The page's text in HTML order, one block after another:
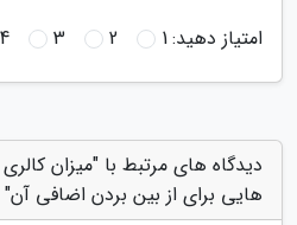
امتیاز دهید:1
2
3
4
دیدگاه های مرتبط با "میزان
هایی برای از بین بردن اضافی آن"